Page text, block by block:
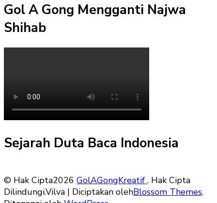
Gol A Gong Mengganti Najwa
Shihab
Sejarah Duta Baca Indonesia
© Hak Cipta2026 GolAGongKreatif . Hak Cipta
Dilindungi.Vilva | Diciptakan olehBlossom Themes.